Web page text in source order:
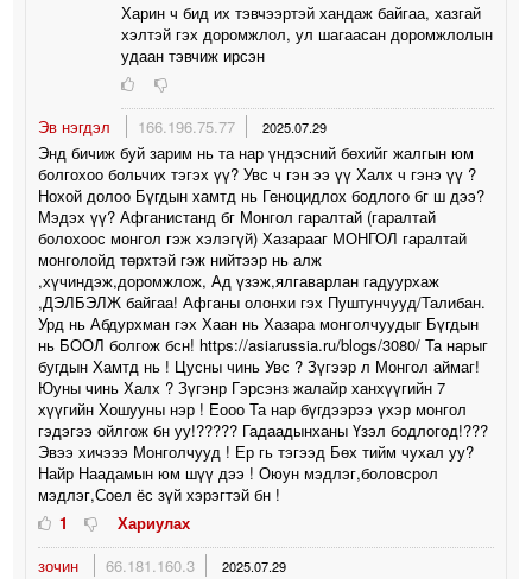
Харин ч бид их тэвчээртэй хандаж байгаа, хазгай
хэлтэй гэх доромжлол, ул шагаасан доромжлолын
удаан тэвчиж ирсэн
Эв нэгдэл 166.196.75.77 2025.07.29
Энд бичиж буй зарим нь та нар үндэсний бөхийг жалгын юм
болгохоо больчих тэгэх үү? Увс ч гэн ээ үү Халх ч гэнэ үү ?
Нохой долоо Бүгдын хамтд нь Геноцидлох бодлого бг ш дээ?
Мэдэх үү? Афганистанд бг Монгол гаралтай (гаралтай
болохоос монгол гэж хэлэгүй) Хазарааг МОНГОЛ гаралтай
монголойд төрхтэй гэж нийтээр нь алж
,хүчиндэж,доромжлож, Ад үзэж,ялгаварлан гадуурхаж
,ДЭЛБЭЛЖ байгаа! Афганы олонхи гэх Пуштунчууд/Талибан.
Урд нь Абдурхман гэх Хаан нь Хазара монголчуудыг Бүгдын
нь БООЛ болгож бсн! https://asiarussia.ru/blogs/3080/ Та нарыг
бугдын Хамтд нь ! Цусны чинь Увс ? Зүгээр л Монгол аймаг!
Юуны чинь Халх ? Зүгэнр Гэрсэнз жалайр ханхүүгийн 7
хүүгийн Хошууны нэр ! Еооо Та нар бүгдээрээ үхэр монгол
гэдэгээ ойлгож бн уу!????? Гадаадынханы Үзэл бодлогод!???
Эвээ хичэээ Монголчууд ! Ер гь тэгээд Бөх тийм чухал уу?
Найр Наадамын юм шүү дээ ! Оюун мэдлэг,боловсрол
мэдлэг,Соел ёс зүй хэрэгтэй бн !
1
Хариулах
зочин
66.181.160.3 2025.07.29